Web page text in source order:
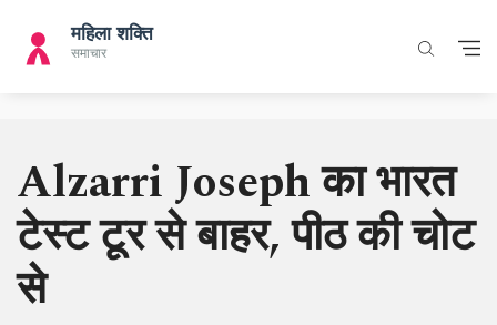
Alzarri Joseph का भारत
टेस्ट टूर से बाहर, पीठ की चोट
से